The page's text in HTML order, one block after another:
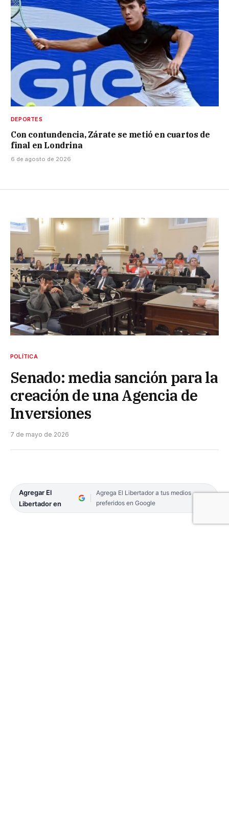
DEPORTES
Con contundencia, Zárate se metió en cuartos de
final en Londrina
6 de agosto de 2026
POLÍTICA
Senado: media sanción para la
creación de una Agencia de
Inversiones
7 de mayo de 2026
Agregar El
Libertador en
Agrega El Libertador a tus medios
preferidos en Google